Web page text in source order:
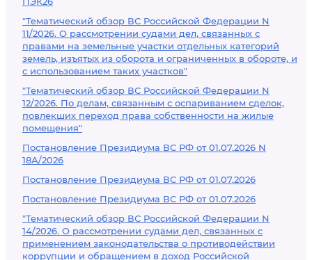
"Тематический обзор ВС Российской Федерации N
11/2026. О рассмотрении судами дел, связанных с
правами на земельные участки отдельных категорий
земель, изъятых из оборота и ограниченных в обороте, и
с использованием таких участков"
"Тематический обзор ВС Российской Федерации N
12/2026. По делам, связанным с оспариванием сделок,
повлекших переход права собственности на жилые
помещения"
Постановление Президиума ВС РФ от 01.07.2026 N
18А/2026
Постановление Президиума ВС РФ от 01.07.2026
Постановление Президиума ВС РФ от 01.07.2026
"Тематический обзор ВС Российской Федерации N
14/2026. О рассмотрении судами дел, связанных с
применением законодательства о противодействии
коррупции и обращением в доход Российской